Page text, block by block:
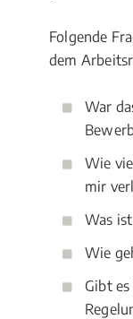
Folgende
dem
War
Wie
mir
Was
Wie
Gibt